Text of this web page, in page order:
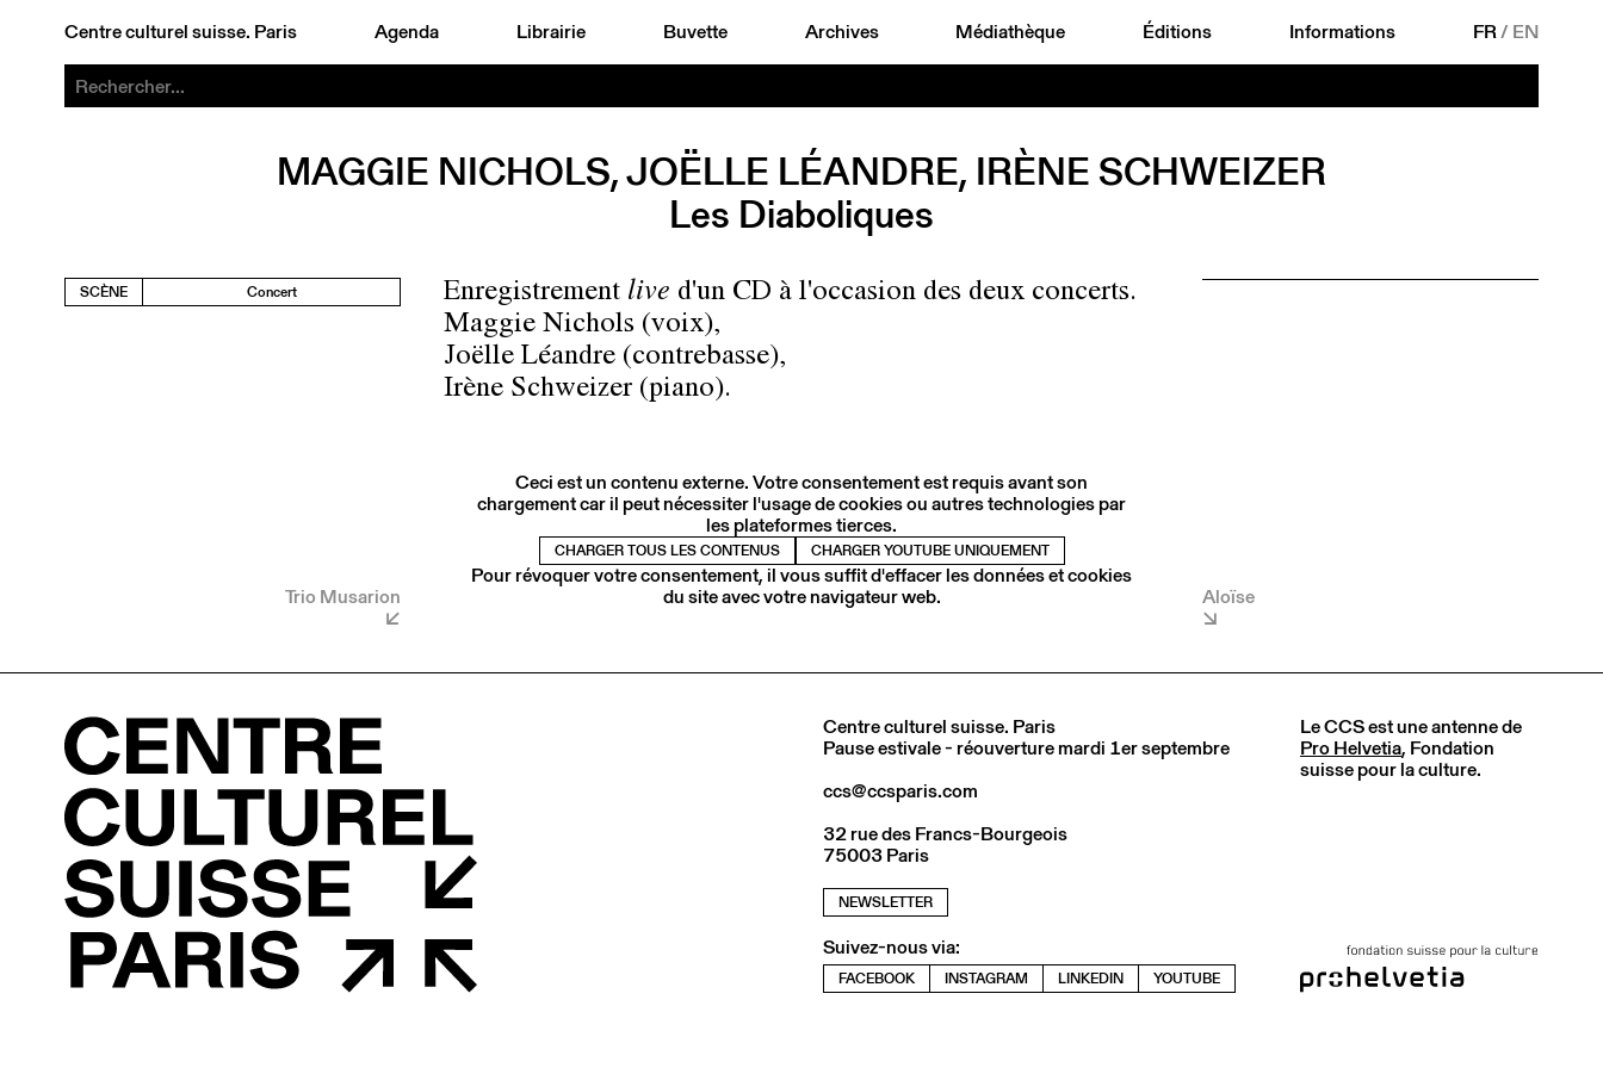
Centre culturel suisse. Paris Agenda Librairie Buvette Archives Médiathèque Éditions Informations FR/ EN
MAGGIE NICHOLS, JOËLLE LÉANDRE, IRÈNE SCHWEIZER
Les Diaboliques
SCÈNE Concert
Trio Musarion
Enregistrement live d'un CD à l'occasion des deux concerts.
Maggie Nichols (voix),
Joëlle Léandre (contrebasse),
Irène Schweizer (piano).
Ceci est un contenu externe. Votre consentement est requis avant son
chargement car il peut nécessiter l'usage de cookies ou autres technologies par
les plateformes tierces.
CHARGER TOUS LES CONTENUS CHARGER YOUTUBE UNIQUEMENT
Pour révoquer votre consentement, il vous suffit d'effacer les données et cookies
du site avec votre navigateur web. Aloïse
Centre culturel suisse. Paris
Pause estivale - réouverture mardi 1er septembre
ccs@ccsparis.com
32 rue des Francs-Bourgeois
75003 Paris
NEWSLETTER
Suivez-nous via:
FACEBOOK INSTAGRAM LINKEDIN YOUTUBE
Le CCS est une antenne de
Pro Helvetia, Fondation
suisse pour la culture.